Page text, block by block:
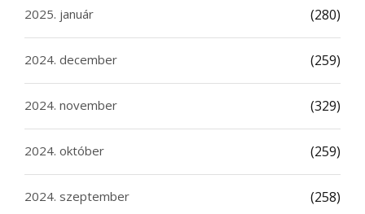
2025. január (280)
2024. december (259)
2024. november (329)
2024. október (259)
2024. szeptember (258)